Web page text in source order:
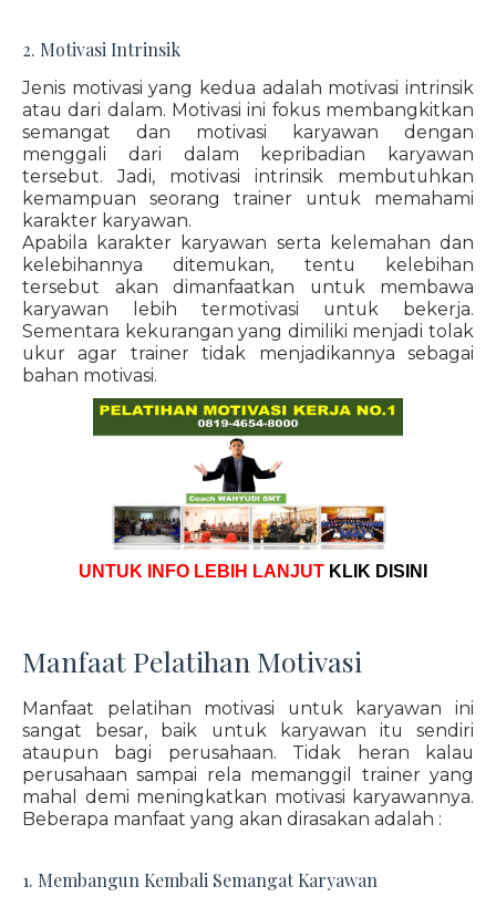
2. Motivasi Intrinsik
Jenis motivasi yang kedua adalah motivasi intrinsik
atau dari dalam. Motivasi ini fokus membangkitkan
semangat dan motivasi karyawan dengan
menggali dari dalam kepribadian karyawan
tersebut. Jadi, motivasi intrinsik membutuhkan
kemampuan seorang trainer untuk memahami
karakter karyawan.
Apabila karakter karyawan serta kelemahan dan
kelebihannya ditemukan, tentu kelebihan
tersebut akan dimanfaatkan untuk membawa
karyawan lebih termotivasi untuk bekerja.
Sementara kekurangan yang dimiliki menjadi tolak
ukur agar trainer tidak menjadikannya sebagai
bahan motivasi.
UNTUK INFO LEBIH LANJUT KLIK DISINI
Manfaat Pelatihan Motivasi
Manfaat pelatihan motivasi untuk karyawan ini
sangat besar, baik untuk karyawan itu sendiri
ataupun bagi perusahaan. Tidak heran kalau
perusahaan sampai rela memanggil trainer yang
mahal demi meningkatkan motivasi karyawannya.
Beberapa manfaat yang akan dirasakan adalah :
1. Membangun Kembali Semangat Karyawan